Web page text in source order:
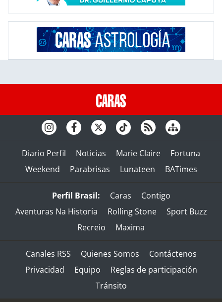
Diario Perfil Noticias Marie Claire
Fortuna
Weekend
Parabrisas Lunateen BATimes
Perfil Brasil: Caras
Contigo
Aventuras Na Historia
Rolling Stone
Sport Buzz
Recreio
Maxima
Canales RSS Quienes Somos
Contáctenos
Privacidad
Equipo
Reglas de participación
Tránsito